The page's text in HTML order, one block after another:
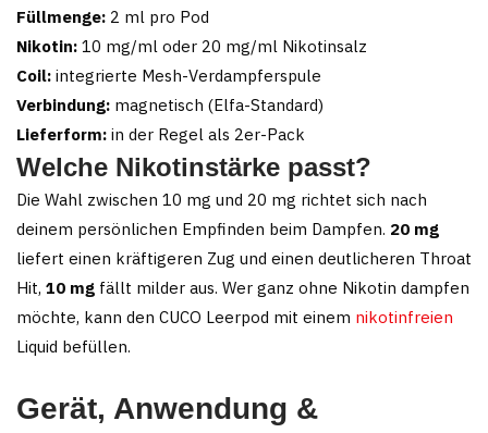
Füllmenge: 2 ml pro Pod
Nikotin: 10 mg/ml oder 20 mg/ml Nikotinsalz
Coil: integrierte Mesh-Verdampferspule
Verbindung: magnetisch (Elfa-Standard)
Lieferform: in der Regel als 2er-Pack
Welche Nikotinstärke passt?
Die Wahl zwischen 10 mg und 20 mg richtet sich nach
deinem persönlichen Empfinden beim Dampfen. 20 mg
liefert einen kräftigeren Zug und einen deutlicheren Throat
Hit, 10 mg fällt milder aus. Wer ganz ohne Nikotin dampfen
möchte, kann den CUCO Leerpod mit einem nikotinfreien
Liquid befüllen.
Gerät, Anwendung &